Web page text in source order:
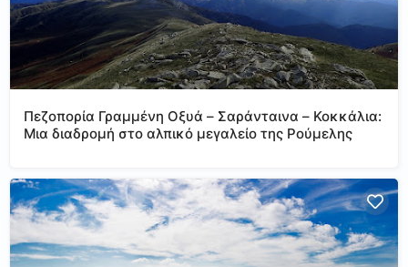
Πεζοπορία Γραμμένη Οξυά – Σαράνταινα – Κοκκάλια:
Μια διαδρομή στο αλπικό μεγαλείο της Ρούμελης